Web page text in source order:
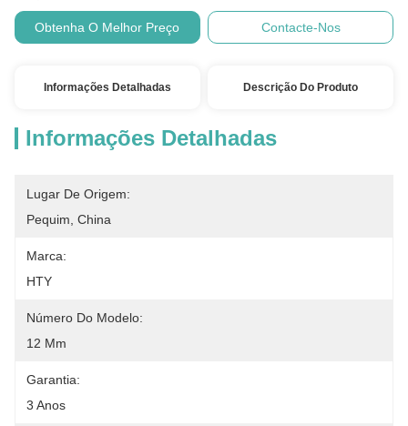
Obtenha O Melhor Preço Contacte-Nos
Informações Detalhadas Descrição Do Produto
Informações Detalhadas
Lugar De Origem:
Pequim, China
Marca:
HTY
Número Do Modelo:
12 Mm
Garantia:
3 Anos